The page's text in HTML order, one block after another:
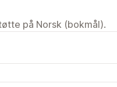
på Norsk (bokmål).